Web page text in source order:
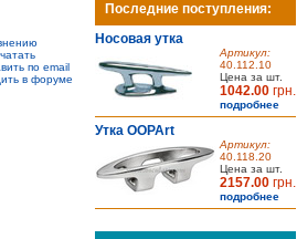
по email
в форуме
Последние поступления:
Носовая утка
Артикул:
40.112.10
Цена за шт.
1042.00 грн.
подробнее
Утка OOPArt
Артикул:
40.118.20
Цена за шт.
2157.00 грн.
подробнее